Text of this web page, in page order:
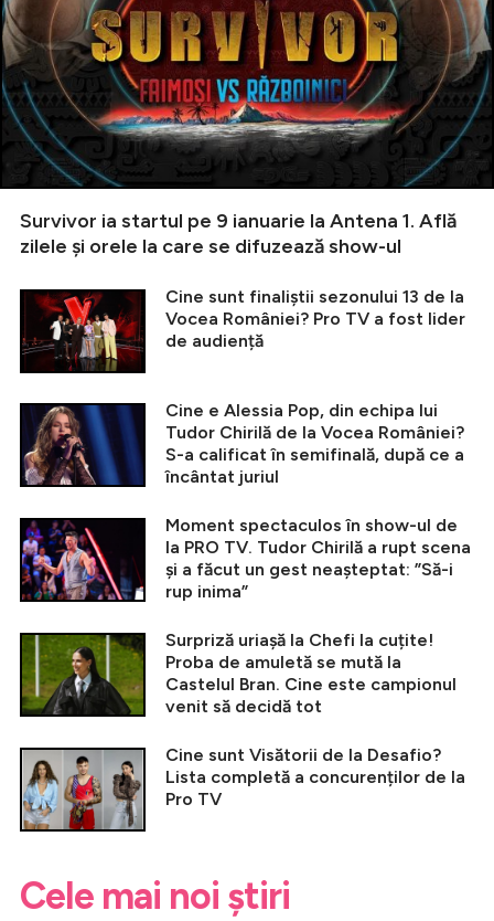
Survivor ia startul pe 9 ianuarie la Antena 1. Află
zilele și orele la care se difuzează show-ul
Cine sunt finaliștii sezonului 13 de la
Vocea României? Pro TV a fost lider
de audiență
Cine e Alessia Pop, din echipa lui
Tudor Chirilă de la Vocea României?
S-a calificat în semifinală, după ce a
încântat juriul
Moment spectaculos în show-ul de
la PRO TV. Tudor Chirilă a rupt scena
și a făcut un gest neașteptat: ”Să-i
rup inima”
Surpriză uriașă la Chefi la cuțite!
Proba de amuletă se mută la
Castelul Bran. Cine este campionul
venit să decidă tot
Cine sunt Visătorii de la Desafio?
Lista completă a concurenților de la
Pro TV
Cele mai noi știri